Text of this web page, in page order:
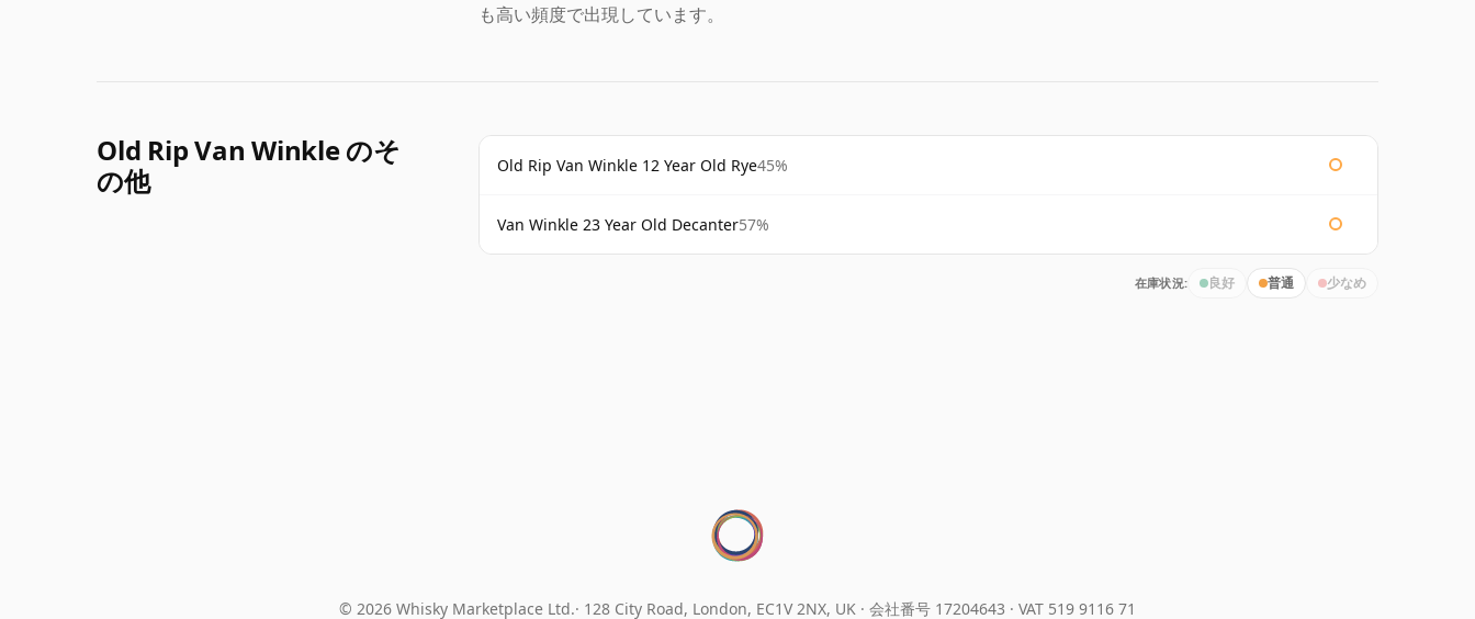
も高い頻度で出現しています。
Old Rip Van Winkle のそ
の他
Old Rip Van Winkle 12 Year Old Rye45%
Van Winkle 23 Year Old Decanter57%
在庫状況: 良好 普通 少なめ
© 2026 Whisky Marketplace Ltd. 128 City Road, London, EC1V 2NX, UK · 会社番号 17204643 · VAT 519 9116 71